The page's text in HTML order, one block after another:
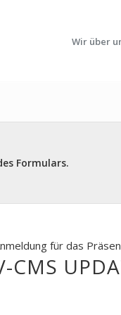
Wir über
Formulars.
für das
CMS